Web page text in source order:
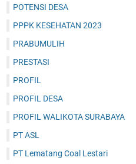
POTENSI DESA
PPPK KESEHATAN 2023
PRABUMULIH
PRESTASI
PROFIL
PROFIL DESA
PROFIL WALIKOTA SURABAYA
PT ASL
PT Lematang Coal Lestari